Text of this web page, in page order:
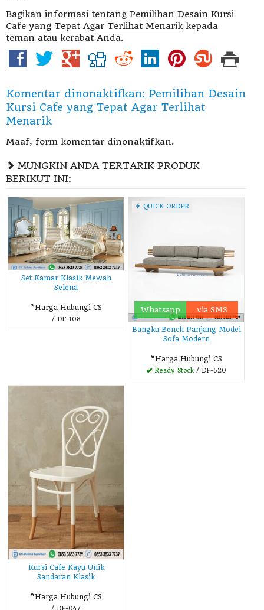
Bagikan informasi tentang Pemilihan Desain Kursi
Cafe yang Tepat Agar Terlihat Menarikkepada
teman atau kerabat Anda.
Komentar dinonaktifkan: Pemilihan Desain
Kursi Cafe yang Tepat Agar Terlihat
Menarik
Maaf, form komentar dinonaktifkan.
MUNGKIN ANDA TERTARIK PRODUK
BERIKUT INI:
Set Kamar Klasik Mewah
Selena
*Harga Hubungi CS
/ DF-108
QUICK ORDER
Whatsapp via SMS
Bangku Bench Panjang Model
Sofa Modern
*Harga Hubungi CS
Ready Stock / DF-520
Kursi Cafe Kayu Unik
Sandaran Klasik
*Harga Hubungi CS
/ DF-047